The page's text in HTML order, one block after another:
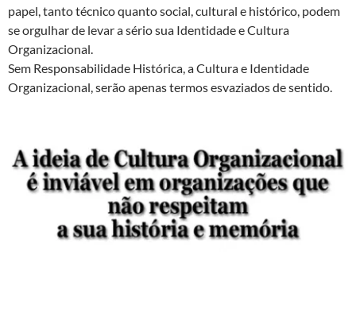
papel, tanto técnico quanto social, cultural e histórico, podem
se orgulhar de levar a sério sua Identidade e Cultura
Organizacional.
Sem Responsabilidade Histórica, a Cultura e Identidade
Organizacional, serão apenas termos esvaziados de sentido.